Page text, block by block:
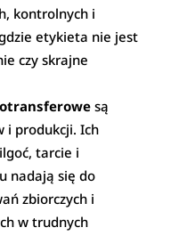
kontrolnych i
etykieta nie jest
czy skrajne
są
i produkcji. Ich
tarcie i
nadają się do
zbiorczych i
w trudnych